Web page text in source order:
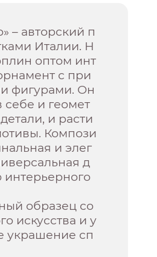
– авторский п
Италии. Н
оптом инт
с при
фигурами. Он
себе и геомет
и расти
Компози
и элег
д
интерьерного
образец со
искусства и у
украшение сп